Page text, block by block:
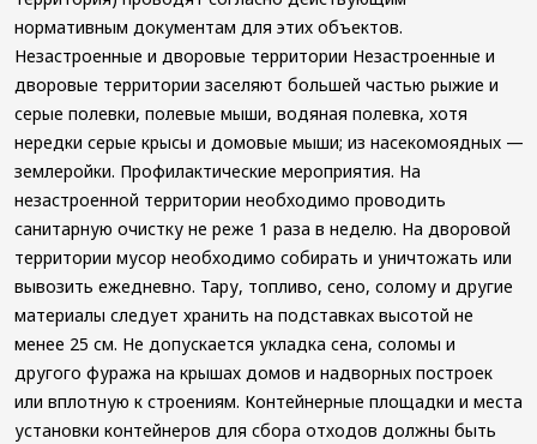
нормативным документам для этих объектов.
Незастроенные и дворовые территории Незастроенные и
дворовые территории заселяют большей частью рыжие и
серые полевки, полевые мыши, водяная полевка, хотя
нередки серые крысы и домовые мыши; из насекомоядных —
землеройки. Профилактические мероприятия. На
незастроенной территории необходимо проводить
санитарную очистку не реже 1 раза в неделю. На дворовой
территории мусор необходимо собирать и уничтожать или
вывозить ежедневно. Тару, топливо, сено, солому и другие
материалы следует хранить на подставках высотой не
менее 25 см. Не допускается укладка сена, соломы и
другого фуража на крышах домов и надворных построек
или вплотную к строениям. Контейнерные площадки и места
установки контейнеров для сбора отходов должны быть